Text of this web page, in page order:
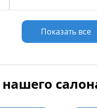
Добавить в
Показать все